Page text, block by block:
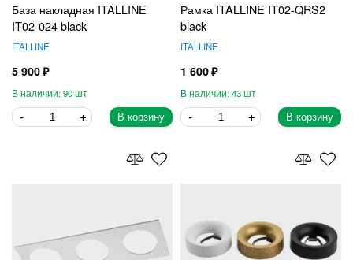
База накладная ITALLINE
IT02-024 black
ITALLINE
5 900
90
В корзину
Рамка ITALLINE IT02-QRS2
black
ITALLINE
1 600
43
В корзину